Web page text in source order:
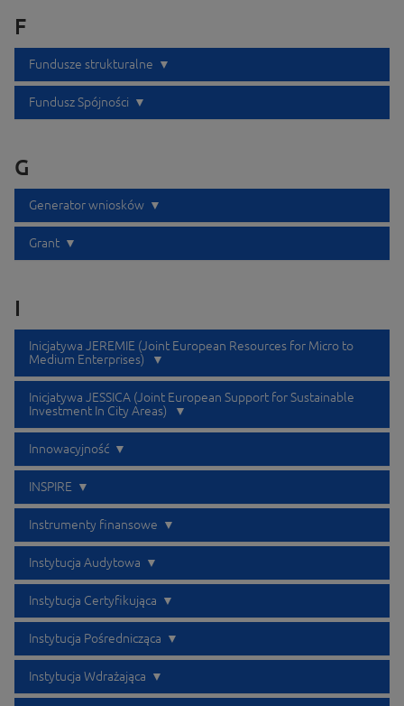
F
Fundusze strukturalne
Fundusz Spójności
G
Generator wniosków
Grant
I
Inicjatywa JEREMIE (Joint European Resources for Micro to
Medium Enterprises)
Inicjatywa JESSICA (Joint European Support for Sustainable
Investment In City Areas)
Innowacyjność
INSPIRE
Instrumenty finansowe
Instytucja Audytowa
Instytucja Certyfikująca
Instytucja Pośrednicząca
Instytucja Wdrażająca